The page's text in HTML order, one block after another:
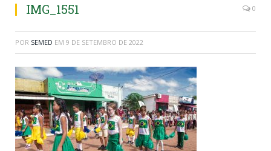
IMG_1551 0
POR SEMED EM 9 DE SETEMBRO DE 2022